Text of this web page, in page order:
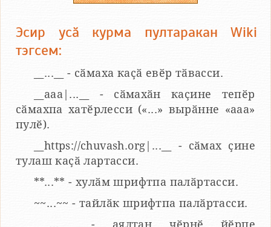
Эсир усӑ курма пултаракан Wiki
тэгсем:
__...__ - сӑмаха каҫӑ евӗр тӑвасси.
__aaa|...__ - сӑмахӑн каҫине тепӗр
сӑмахпа хатӗрлесси («...» вырӑнне «ааа»
пулӗ).
__https://chuvash.org|...__ - сӑмах ҫине
тулаш каҫӑ лартасси.
**...** - хулӑм шрифтпа палӑртасси.
~~...~~ - тайлӑк шрифтпа палӑртасси.
___...___ - аялтан чӗрнӗ йӗрпе